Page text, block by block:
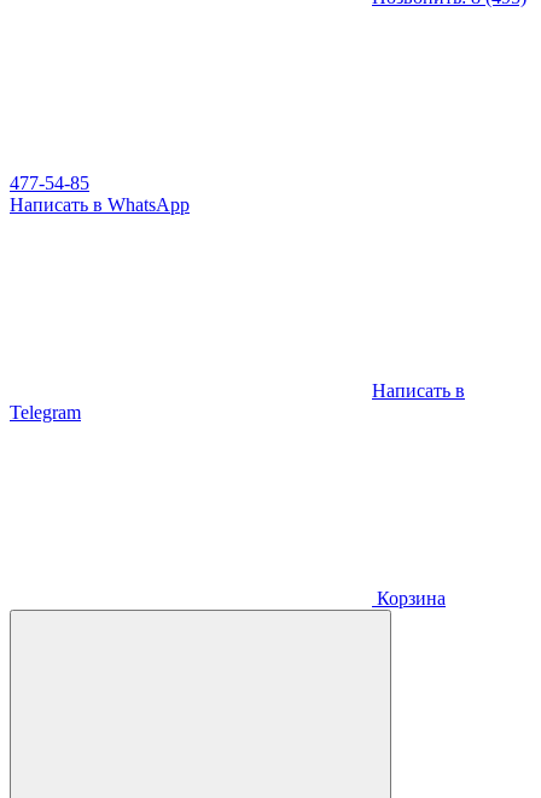
477-54-85
Написать в WhatsApp
Написать в
Telegram
Корзина